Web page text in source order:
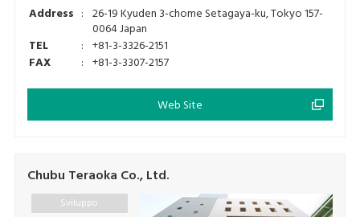
Address : 26-19 Kyuden 3-chome Setagaya-ku, Tokyo 157-
0064 Japan
TEL
: +81-3-3326-2151
FAX
: +81-3-3307-2157
Web Site
Chubu Teraoka Co., Ltd.
Sviluppo